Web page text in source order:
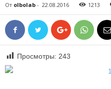
От olbolab - 22.08.2016 1213
Просмотры: 243